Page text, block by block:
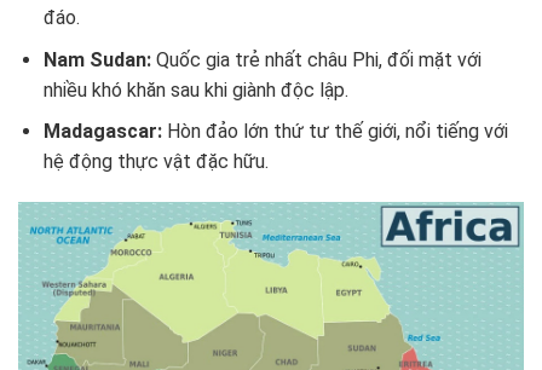
đáo.
Nam Sudan:Quốc gia trẻ nhất châu Phi, đối mặt với
nhiều khó khăn sau khi giành độc lập.
Madagascar:Hòn đảo lớn thứ tư thế giới, nổi tiếng với
hệ động thực vật đặc hữu.